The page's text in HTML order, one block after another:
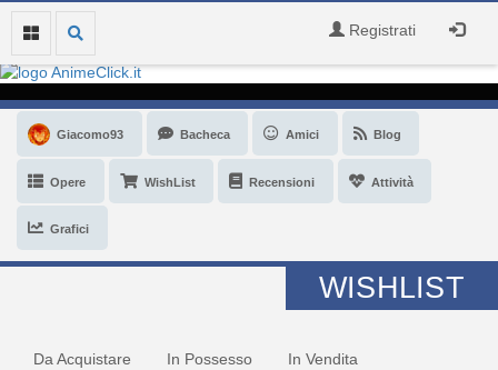
Registrati
Giacomo93 Bacheca Amici Blog
Opere WishList Recensioni Attività
Grafici
WISHLIST
Da Acquistare In Possesso In Vendita